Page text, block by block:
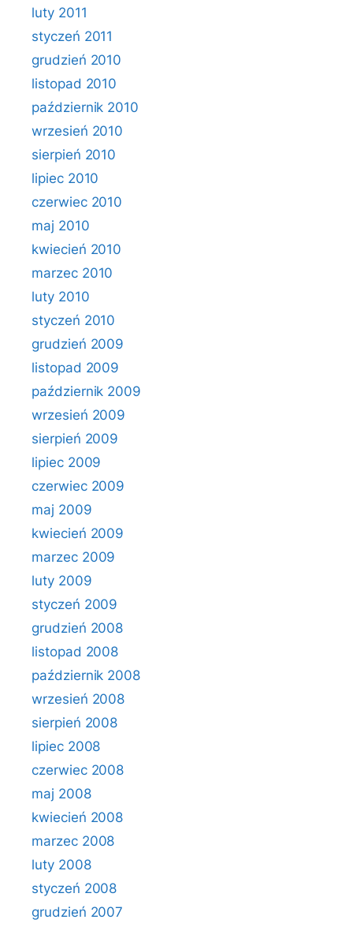
luty 2011
styczeń 2011
grudzień 2010
listopad 2010
październik 2010
wrzesień 2010
sierpień 2010
lipiec 2010
czerwiec 2010
maj 2010
kwiecień 2010
marzec 2010
luty 2010
styczeń 2010
grudzień 2009
listopad 2009
październik 2009
wrzesień 2009
sierpień 2009
lipiec 2009
czerwiec 2009
maj 2009
kwiecień 2009
marzec 2009
luty 2009
styczeń 2009
grudzień 2008
listopad 2008
październik 2008
wrzesień 2008
sierpień 2008
lipiec 2008
czerwiec 2008
maj 2008
kwiecień 2008
marzec 2008
luty 2008
styczeń 2008
grudzień 2007